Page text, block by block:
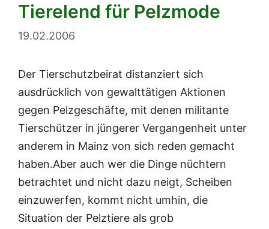
Tierelend für Pelzmode
19.02.2006
Der Tierschutzbeirat distanziert sich
ausdrücklich von gewalttätigen Aktionen
gegen Pelzgeschäfte, mit denen militante
Tierschützer in jüngerer Vergangenheit unter
anderem in Mainz von sich reden gemacht
haben.Aber auch wer die Dinge nüchtern
betrachtet und nicht dazu neigt, Scheiben
einzuwerfen, kommt nicht umhin, die
Situation der Pelztiere als grob